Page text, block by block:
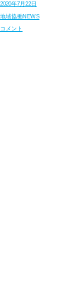
投
稿
日:
2020年7月22日
カ
ゴ
地域協働NEWS
教コメント